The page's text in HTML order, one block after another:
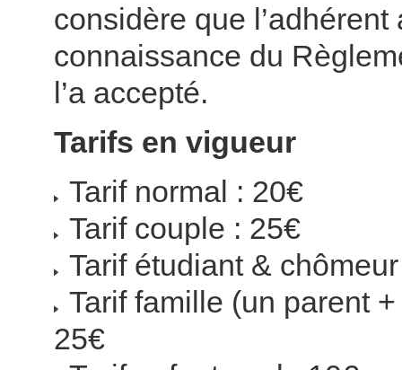
considère que l’adhérent
connaissance du
l’a accepté.
Tarifs en vigueur
Tarif normal : 20€
Tarif couple : 25€
Tarif étudiant &
Tarif famille (un parent
25€